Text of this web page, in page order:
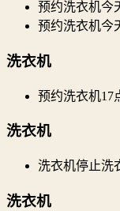
预约洗衣机今
预约洗衣机今
洗衣机
预约洗衣机17
洗衣机
洗衣机停止洗
洗衣机